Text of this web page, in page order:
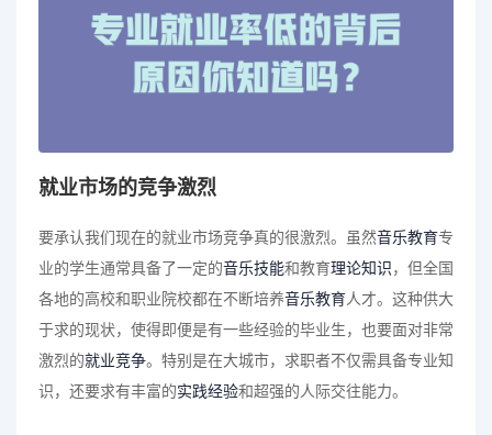
就业市场的竞争激烈
要承认我们现在的就业市场竞争真的很激烈。虽然音乐教育专
业的学生通常具备了一定的音乐技能和教育理论知识，但全国
各地的高校和职业院校都在不断培养音乐教育人才。这种供大
于求的现状，使得即便是有一些经验的毕业生，也要面对非常
激烈的就业竞争。特别是在大城市，求职者不仅需具备专业知
识，还要求有丰富的实践经验和超强的人际交往能力。